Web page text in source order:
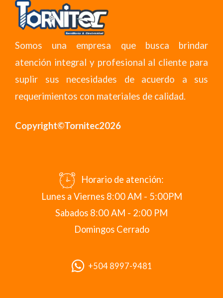
Somos una empresa que busca brindar
atención integral y profesional al cliente para
suplir sus necesidades de acuerdo a sus
requerimientos con materiales de calidad.
Copyright©Tornitec2026
Horario de atención:
Lunes a Viernes 8:00 AM - 5:00PM
Sabados 8:00 AM - 2:00 PM
Domingos Cerrado
+504 8997-9481